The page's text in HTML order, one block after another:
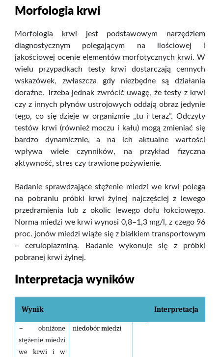
Morfologia krwi
Morfologia krwi jest podstawowym narzędziem
diagnostycznym polegającym na ilościowej i
jakościowej ocenie elementów morfotycznych krwi. W
wielu przypadkach testy krwi dostarczają cennych
wskazówek, zwłaszcza gdy niezbędne są działania
doraźne. Trzeba jednak zwrócić uwagę, że testy z krwi
czy z innych płynów ustrojowych oddają obraz jedynie
tego, co się dzieje w organizmie „tu i teraz”. Odczyty
testów krwi (również moczu i kału) mogą zmieniać się
bardzo dynamicznie, a na ich aktualne wartości
wpływa wiele czynników, na przykład fizyczna
aktywność, stres czy trawione pożywienie.
Badanie sprawdzające stężenie miedzi we krwi polega
na pobraniu próbki krwi żylnej najczęściej z lewego
przedramienia lub z okolic lewego dołu łokciowego.
Norma miedzi we krwi wynosi 0,8–1,3 mg/l, z czego 96
proc. jonów miedzi wiąże się z białkiem transportowym
– ceruloplazminą. Badanie wykonuje się z próbki
pobranej krwi żylnej.
Interpretacja wyników
Wynik Interpretacja
– obniżone
stężenie miedzi
we krwi i w
niedobór miedzi